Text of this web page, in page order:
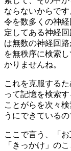
ならないからで
令を数多くの神
定してある神経
は無数の神経回
を無秩序に検索
かりませんね。
これを克服する
って記憶を検索
ことがらを次々
うにできているの
ここで言う、「
「きっかけ」の